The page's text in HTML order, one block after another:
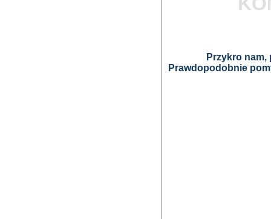
Przykro
Prawdopodobnie